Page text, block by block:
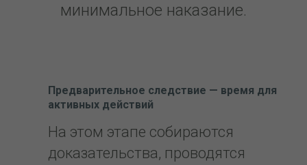
минимальное наказание.
Предварительное следствие — время для
активных действий
На этом этапе собираются
доказательства, проводятся